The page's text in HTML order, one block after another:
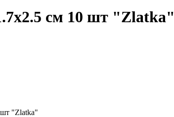
см 10 шт "Zlatka"
"Zlatka"